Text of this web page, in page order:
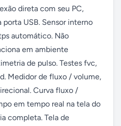
direta com seu PC,
USB. Sensor interno
automático. Não
em ambiente
de pulso. Testes fvc,
Medidor de fluxo / volume,
Curva fluxo /
em tempo real na tela do
completa. Tela de